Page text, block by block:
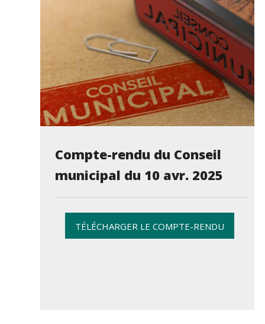
Compte-rendu du Conseil
municipal du 10 avr. 2025
TÉLÉCHARGER LE COMPTE-RENDU